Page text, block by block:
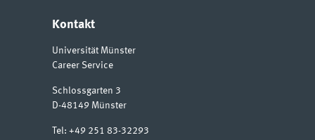
Kontakt
Universität Münster
Career Service
Schlossgarten 3
D-48149 Münster
Tel: +49 251 83-32293